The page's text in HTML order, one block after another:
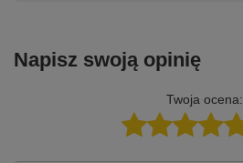
Napisz swoją opinię
Twoja ocena: